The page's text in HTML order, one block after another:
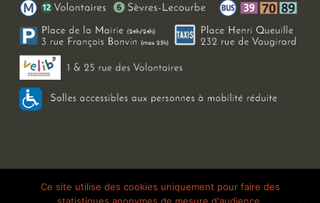
Copyright 2026 Le Bal Blomet | Tous droits réservés | Mentions légales
Ce site utilise des cookies uniquement pour faire des